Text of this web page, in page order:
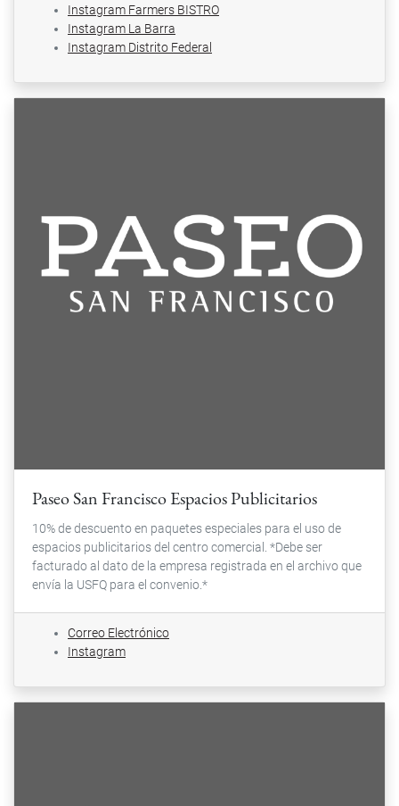
Instagram Farmers BISTRO
Instagram La Barra
Instagram Distrito Federal
Paseo San Francisco Espacios Publicitarios
10% de descuento en paquetes especiales para el uso de
espacios publicitarios del centro comercial. *Debe ser
facturado al dato de la empresa registrada en el archivo que
envía la USFQ para el convenio.*
Correo Electrónico
Instagram